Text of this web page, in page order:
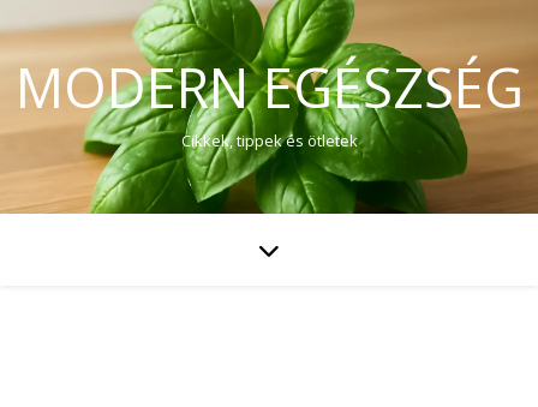
MODERN EGÉSZSÉG
Cikkek, tippek és ötletek